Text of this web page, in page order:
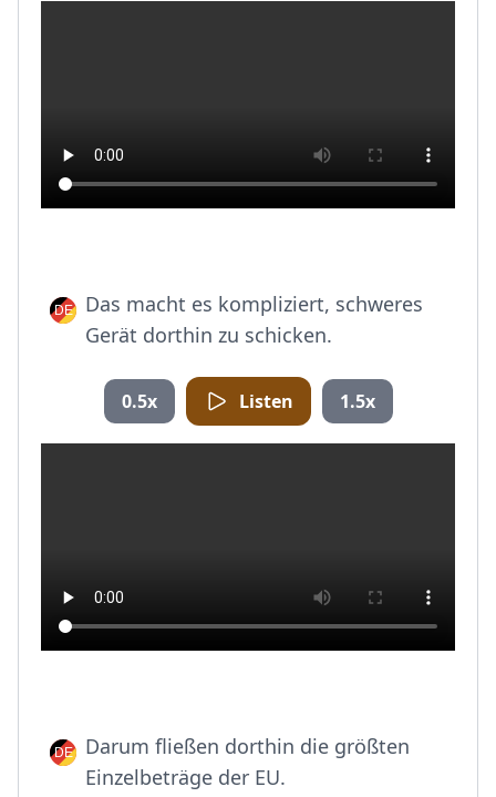
Das macht es kompliziert, schweres
Gerät dorthin zu schicken.
0.5x Listen 1.5x
Darum fließen dorthin die größten
Einzelbeträge der EU.